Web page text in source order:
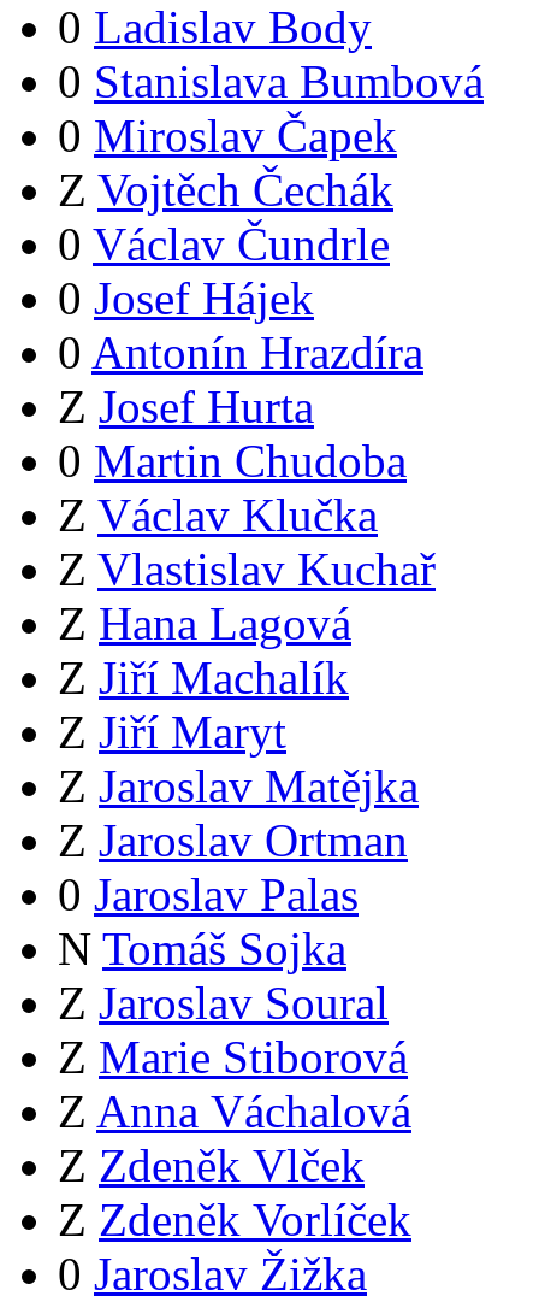
0 Ladislav Body
0 Stanislava Bumbová
0 Miroslav Čapek
Z Vojtěch Čechák
0 Václav Čundrle
0 Josef Hájek
0 Antonín Hrazdíra
Z Josef Hurta
0 Martin Chudoba
Z Václav Klučka
Z Vlastislav Kuchař
Z Hana Lagová
Z Jiří Machalík
Z Jiří Maryt
Z Jaroslav Matějka
Z Jaroslav Ortman
0 Jaroslav Palas
N Tomáš Sojka
Z Jaroslav Soural
Z Marie Stiborová
Z Anna Váchalová
Z Zdeněk Vlček
Z Zdeněk Vorlíček
0 Jaroslav Žižka